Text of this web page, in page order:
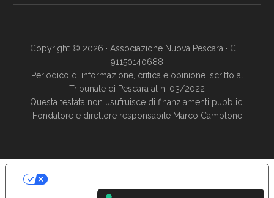
Copyright © 2026 · Associazione Nuova Pescara · C.F.
91150140688
Periodico di informazione, critica e opinione iscritto al
Tribunale di Pescara al n. 03/2022
Questa testata non usufruisce di finanziamenti pubblici
Fondatore e direttore responsabile Marco Camplone